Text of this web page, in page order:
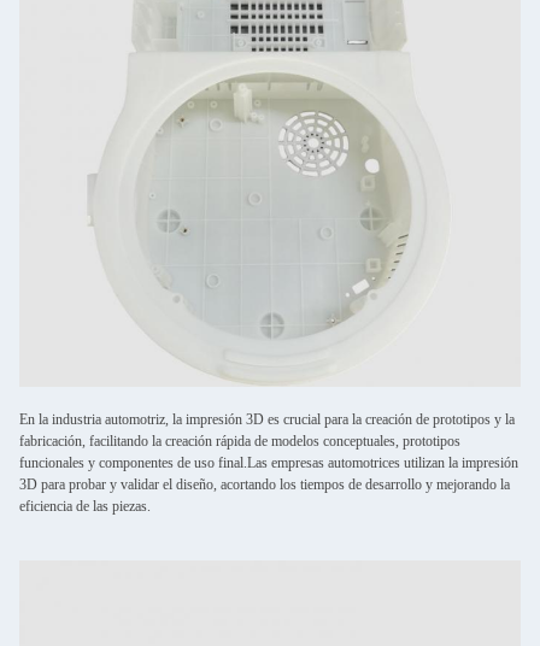
En la industria automotriz, la impresión 3D es crucial para la creación de prototipos y la
fabricación, facilitando la creación rápida de modelos conceptuales, prototipos
funcionales y componentes de uso final.Las empresas automotrices utilizan la impresión
3D para probar y validar el diseño, acortando los tiempos de desarrollo y mejorando la
eficiencia de las piezas.